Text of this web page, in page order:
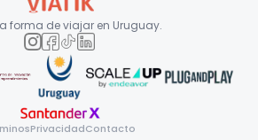
forma de viajar en Uruguay.
PrivacidadContacto